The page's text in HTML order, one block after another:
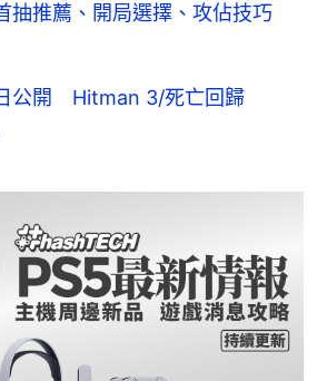
抽推薦、開局選擇、攻佔技巧
日公開 Hitman 3/死亡回歸